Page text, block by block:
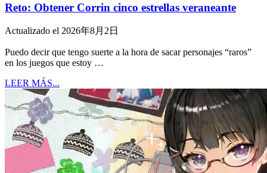
Reto: Obtener Corrin cinco estrellas veraneante
Actualizado el 2026年8月2日
Puedo decir que tengo suerte a la hora de sacar personajes “raros”
en los juegos que estoy …
LEER MÁS...